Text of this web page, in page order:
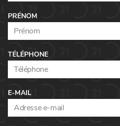
PRÉNOM
TÉLÉPHONE
E-MAIL